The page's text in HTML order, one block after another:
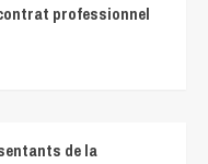
professionnel
de la